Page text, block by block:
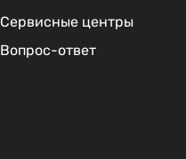
Сервисные центры
Вопрос-ответ